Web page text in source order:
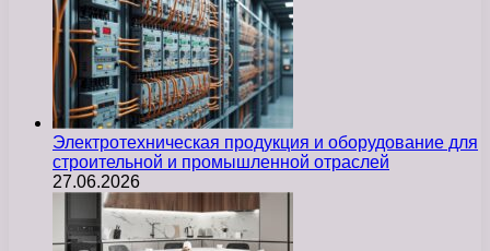
Электротехническая продукция и оборудование для
строительной и промышленной отраслей
27.06.2026